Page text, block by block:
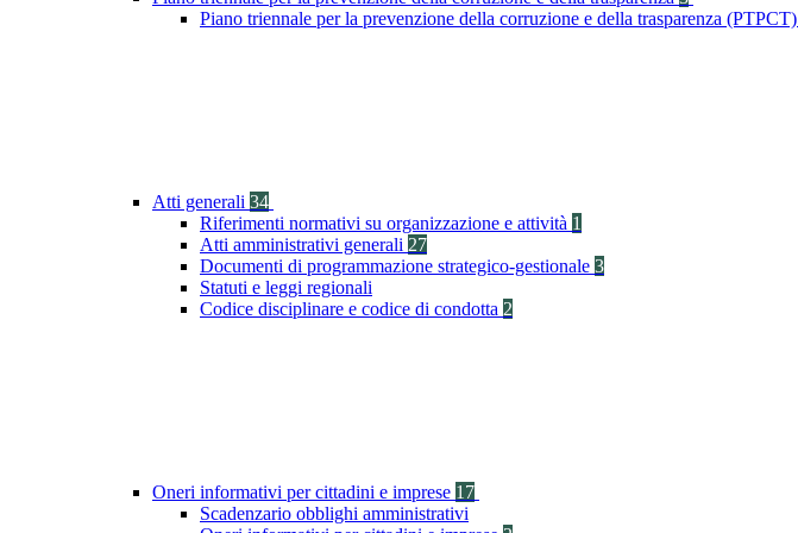
Piano triennale per la prevenzione della corruzione e della trasparenza (PTPCT)
Atti generali 34
Riferimenti normativi su organizzazione e attività 1
Atti amministrativi generali 27
Documenti di programmazione strategico-gestionale 3
Statuti e leggi regionali
Codice disciplinare e codice di condotta 2
Oneri informativi per cittadini e imprese 17
Scadenzario obblighi amministrativi